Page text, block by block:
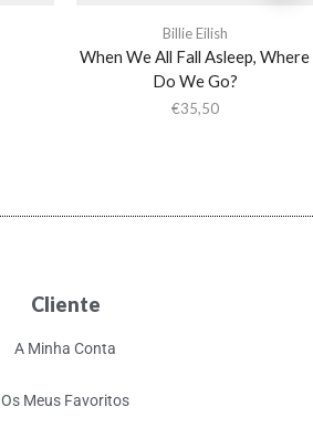
Billie Eilish
When We All Fall Asleep, Where
Do We Go?
€35,50
Cliente
A Minha Conta
Os Meus Favoritos